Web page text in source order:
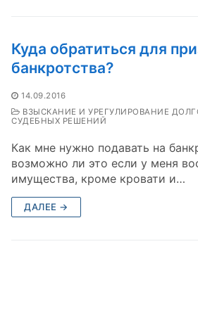
Куда обратиться для
банкротства?
14.09.2016
ВЗЫСКАНИЕ И УРЕГУЛИРОВАНИЕ
СУДЕБНЫХ РЕШЕНИЙ
Как мне нужно подавать на
возможно ли это если у меня
имущества, кроме кровати и…
ДАЛЕЕ →